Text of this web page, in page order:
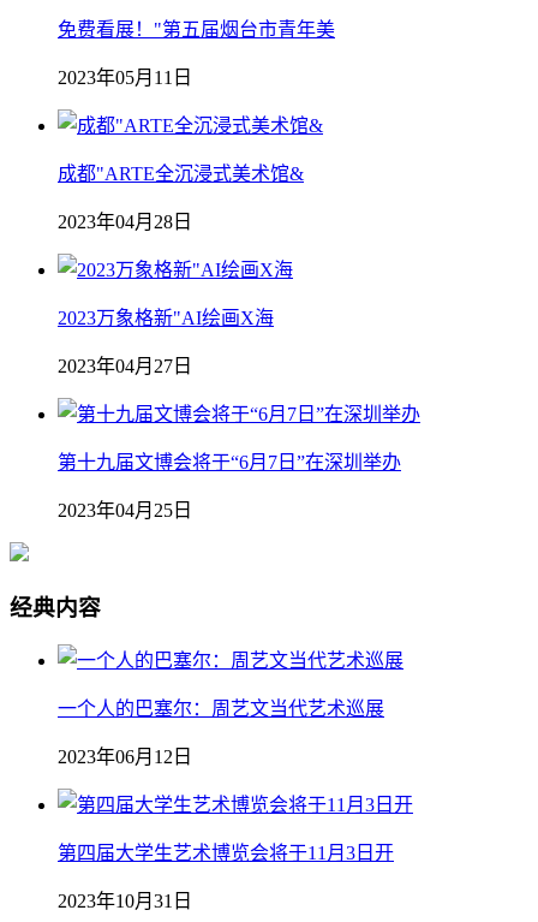
免费看展！"第五届烟台市青年美
2023年05月11日
成都"ARTE全沉浸式美术馆&
2023年04月28日
2023万象格新"AI绘画X海
2023年04月27日
第十九届文博会将于“6月7日”在深圳举办
2023年04月25日
经典内容
一个人的巴塞尔：周艺文当代艺术巡展
2023年06月12日
第四届大学生艺术博览会将于11月3日开
2023年10月31日